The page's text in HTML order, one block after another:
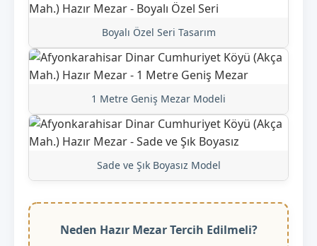
Boyalı Özel Seri Tasarım
1 Metre Geniş Mezar Modeli
Sade ve Şık Boyasız Model
Neden Hazır Mezar Tercih Edilmeli?